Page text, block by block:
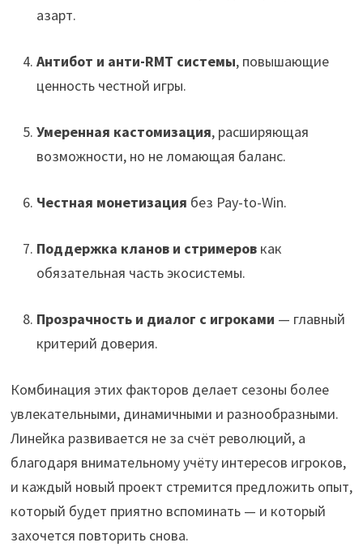
азарт.
Антибот и анти-RMT системы, повышающие
ценность честной игры.
Умеренная кастомизация, расширяющая
возможности, но не ломающая баланс.
Честная монетизация без Pay-to-Win.
Поддержка кланов и стримеровкак
обязательная часть экосистемы.
Прозрачность и диалог с игроками — главный
критерий доверия.
Комбинация этих факторов делает сезоны более
увлекательными, динамичными и разнообразными.
Линейка развивается не за счёт революций, а
благодаря внимательному учёту интересов игроков,
и каждый новый проект стремится предложить опыт,
который будет приятно вспоминать — и который
захочется повторить снова.